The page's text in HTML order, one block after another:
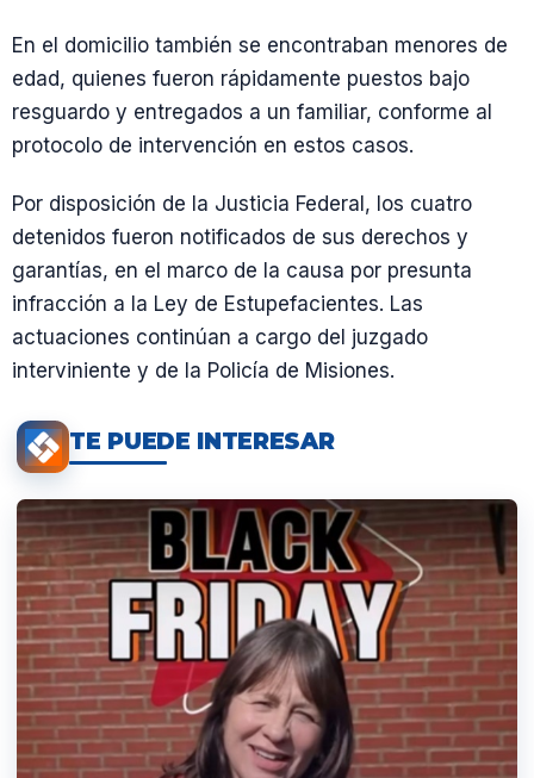
En el domicilio también se encontraban menores de
edad, quienes fueron rápidamente puestos bajo
resguardo y entregados a un familiar, conforme al
protocolo de intervención en estos casos.
Por disposición de la Justicia Federal, los cuatro
detenidos fueron notificados de sus derechos y
garantías, en el marco de la causa por presunta
infracción a la Ley de Estupefacientes. Las
actuaciones continúan a cargo del juzgado
interviniente y de la Policía de Misiones.
TE PUEDE INTERESAR